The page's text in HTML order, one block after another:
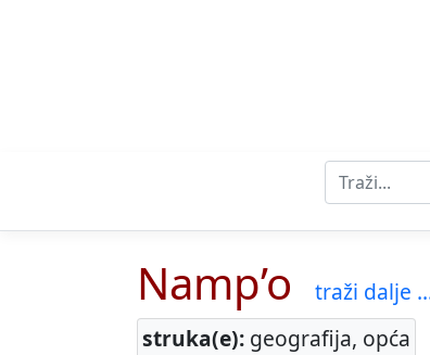
Namp’o
traži dalje
struka(e): geografija, opća